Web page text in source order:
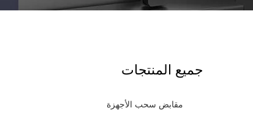
جميع المنتجات
مقابض سحب الأجهزة